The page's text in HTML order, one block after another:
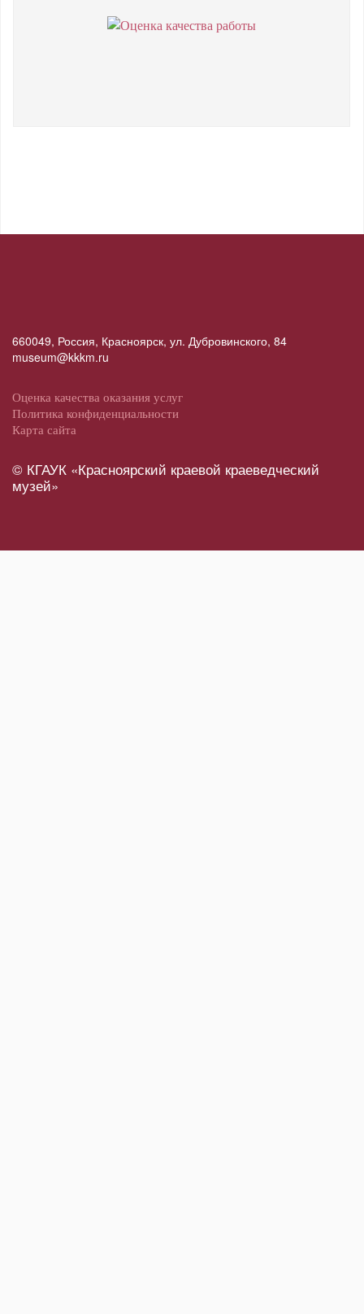
660049, Россия, Красноярск, ул. Дубровинского, 84
museum@kkkm.ru
Оценка качества оказания услуг
Политика конфиденциальности
Карта сайта
© КГАУК «Красноярский краевой краеведческий
музей»